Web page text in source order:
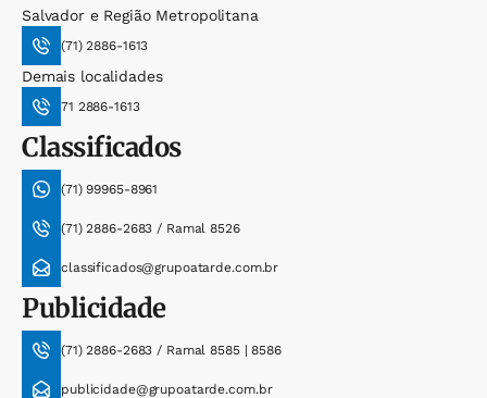
Salvador e Região Metropolitana
(71) 2886-1613
Demais localidades
71 2886-1613
Classificados
(71) 99965-8961
(71) 2886-2683 / Ramal 8526
classificados@grupoatarde.com.br
Publicidade
(71) 2886-2683 / Ramal 8585 | 8586
publicidade@grupoatarde.com.br